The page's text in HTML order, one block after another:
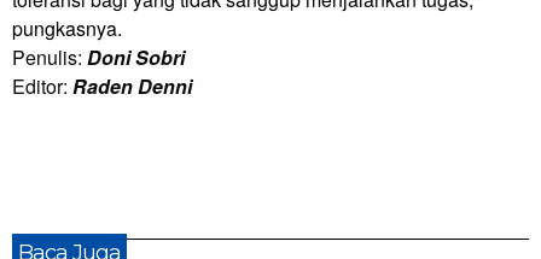
pungkasnya.
Penulis: Doni Sobri
Editor: Raden Denni
Baca Juga